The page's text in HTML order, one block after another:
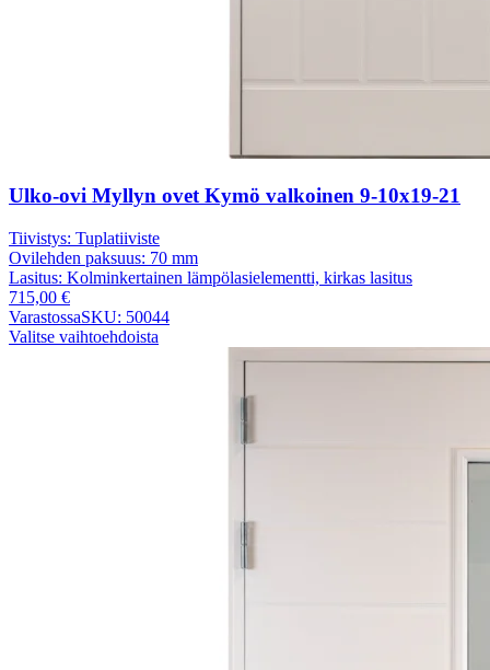
Ulko-ovi Myllyn ovet Kymö valkoinen 9-10x19-21
Tiivistys: Tuplatiiviste
Ovilehden paksuus: 70 mm
Lasitus: Kolminkertainen lämpölasielementti, kirkas lasitus
715,00 €
VarastossaSKU: 50044
Valitse vaihtoehdoista